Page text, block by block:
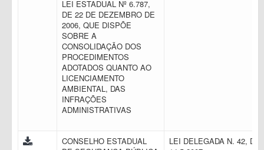
LEI ESTADUAL Nº 6.787,
DE 22 DE DEZEMBRO DE
2006, QUE DISPÕE
SOBRE A
CONSOLIDAÇÃO DOS
PROCEDIMENTOS
ADOTADOS QUANTO AO
LICENCIAMENTO
AMBIENTAL, DAS
INFRAÇÕES
ADMINISTRATIVAS
CONSELHO ESTADUAL
LEI DELEGADA N. 42, DE